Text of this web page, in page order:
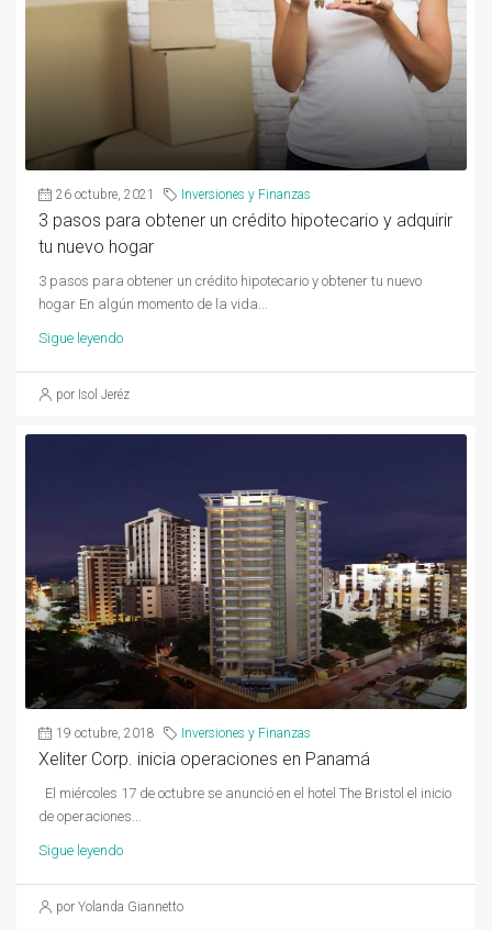
26 octubre, 2021 Inversiones y Finanzas
3 pasos para obtener un crédito hipotecario y adquirir
tu nuevo hogar
3 pasos para obtener un crédito hipotecario y obtener tu nuevo
hogar En algún momento de la vida...
Sigue leyendo
por Isol Jeréz
19 octubre, 2018 Inversiones y Finanzas
Xeliter Corp. inicia operaciones en Panamá
El miércoles 17 de octubre se anunció en el hotel The Bristol el inicio
de operaciones...
Sigue leyendo
por Yolanda Giannetto